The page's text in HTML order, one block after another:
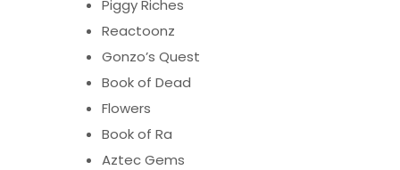
Piggy Riches
Reactoonz
Gonzo’s Quest
Book of Dead
Flowers
Book of Ra
Aztec Gems